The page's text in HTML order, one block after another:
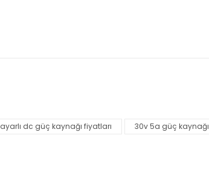
ayarlı dc güç kaynağı fiyatları 30v 5a güç kaynağı